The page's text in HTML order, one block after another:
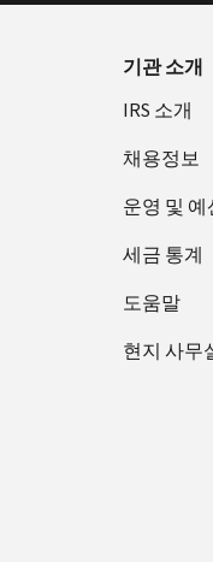
기관 소개
IRS 소개
채용정보
운영 및 예
세금 통계
도움말
현지 사무